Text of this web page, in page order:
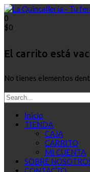
0
$0
El carrito está
No tienes elementos
Inicio
TIENDA
CAJA
CARRITO
MI CUENTA
SOBRE